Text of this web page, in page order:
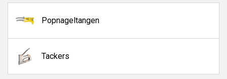
Popnageltangen
Tackers